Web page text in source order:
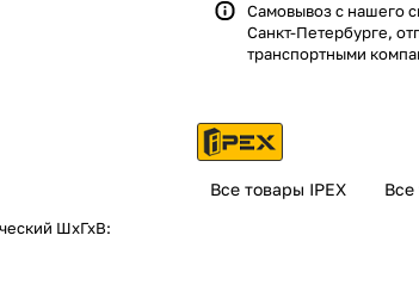
ШхГхВ:
Самовывоз с нашего
Санкт-Петербурге,
транспортными
Все товары IPEX Все